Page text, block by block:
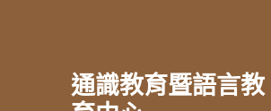
通識教育暨語言教